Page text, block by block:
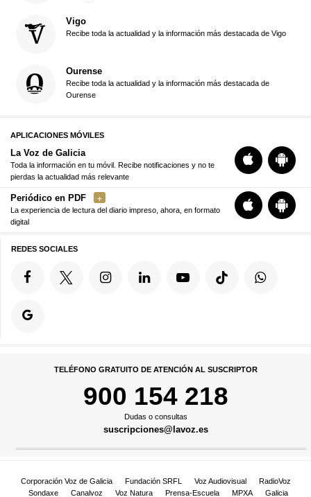
Vigo
Recibe toda la actualidad y la información más destacada de Vigo
Ourense
Recibe toda la actualidad y la información más destacada de
Ourense
APLICACIONES MÓVILES
La Voz de Galicia
Toda la información en tu móvil. Recibe notificaciones y no te
pierdas la actualidad más relevante
Periódico en PDF
La experiencia de lectura del diario impreso, ahora, en formato
digital
REDES SOCIALES
TELÉFONO GRATUITO DE ATENCIÓN AL SUSCRIPTOR
900 154 218
Dudas o consultas
suscripciones@lavoz.es
Corporación Voz de Galicia Fundación SRFL Voz Audiovisual
RadioVoz
Sondaxe
Canalvoz Voz Natura Prensa-Escuela MPXA Galicia